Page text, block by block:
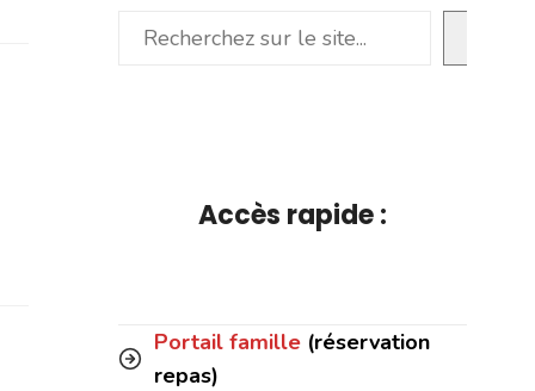
Rechercher
Accès rapide :
Portail famille (réservation
repas)